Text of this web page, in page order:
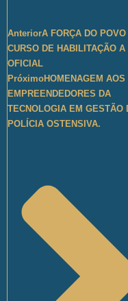
AnteriorA FORÇA DO
CURSO DE HABILITAÇÃO A
OFICIAL
PróximoHOMENAGEM AOS
EMPREENDEDORES DA
TECNOLOGIA EM GESTÃO
POLÍCIA OSTENSIVA.